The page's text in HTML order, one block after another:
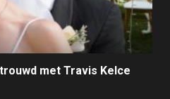
met Travis Kelce